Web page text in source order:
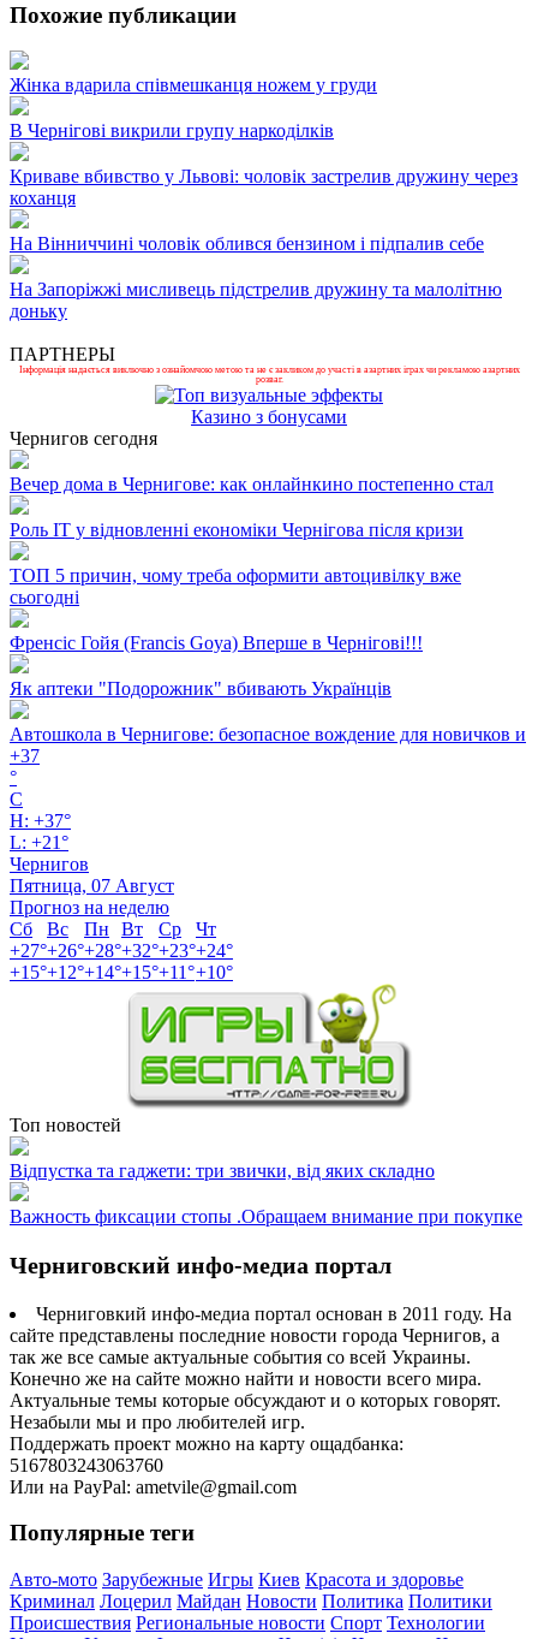
Похожие публикации
Жінка вдарила співмешканця ножем у груди
В Чернігові викрили групу наркоділків
Криваве вбивство у Львові: чоловік застрелив дружину через
коханця
На Вінниччині чоловік облився бензином і підпалив себе
На Запоріжжі мисливець підстрелив дружину та малолітню
доньку
ПАРТНЕРЫ
Інформація надається виключно з ознайомчою метою та не є закликом до участі в азартних іграх чи рекламою азартних
розваг.
Казино з бонусами
Чернигов сегодня
Вечер дома в Чернигове: как онлайнкино постепенно стал
Роль ІТ у відновленні економіки Чернігова після кризи
ТОП 5 причин, чому треба оформити автоцивілку вже
сьогодні
Френсіс Гойя (Francis Goya) Вперше в Чернігові!!!
Як аптеки "Подорожник" вбивають Українців
Автошкола в Чернигове: безопасное вождение для новичков и
+37
°
C
H: +37°
L: +21°
Чернигов
Пятница, 07 Август
Прогноз на неделю
Сб
Вс Пн Вт Ср
Чт
+27°+26°+28°+32°+23°+24°
+15°+12°+14°+15°+11°+10°
Топ новостей
Відпустка та гаджети: три звички, від яких складно
Важность фиксации стопы .Обращаем внимание при покупке
Черниговский инфо-медиа портал
Черниговкий инфо-медиа портал основан в 2011 году. На
сайте представлены последние новости города Чернигов, а
так же все самые актуальные события со всей Украины.
Конечно же на сайте можно найти и новости всего мира.
Актуальные темы которые обсуждают и о которых говорят.
Незабыли мы и про любителей игр.
Поддержать проект можно на карту ощадбанка:
5167803243063760
Или на PayPal: ametvile@gmail.com
Популярные теги
Авто-мото Зарубежные Игры Киев Красота и здоровье
Криминал Лоцерил Майдан Новости Политика Политики
Происшествия Региональные новости Спорт Технологии